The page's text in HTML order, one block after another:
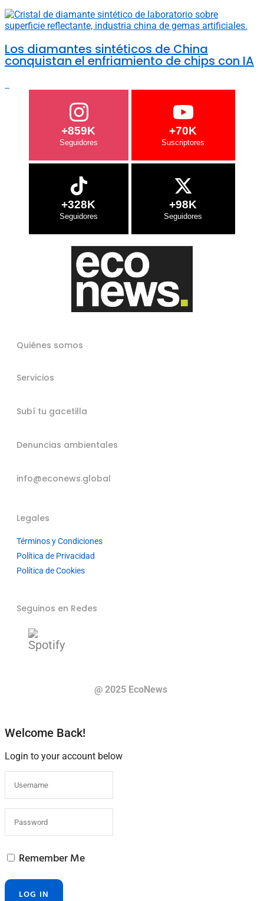
Los diamantes sintéticos de China
conquistan el enfriamiento de chips con IA
+859K +70K
+328K +98K
Quiénes somos
Servicios
Subí tu gacetilla
Denuncias ambientales
info@econews.global
Legales
Términos y Condiciones
Política de Privacidad
Política de Cookies
Seguinos en Redes
@ 2025 EcoNews
Welcome Back!
Login to your account below
Remember Me